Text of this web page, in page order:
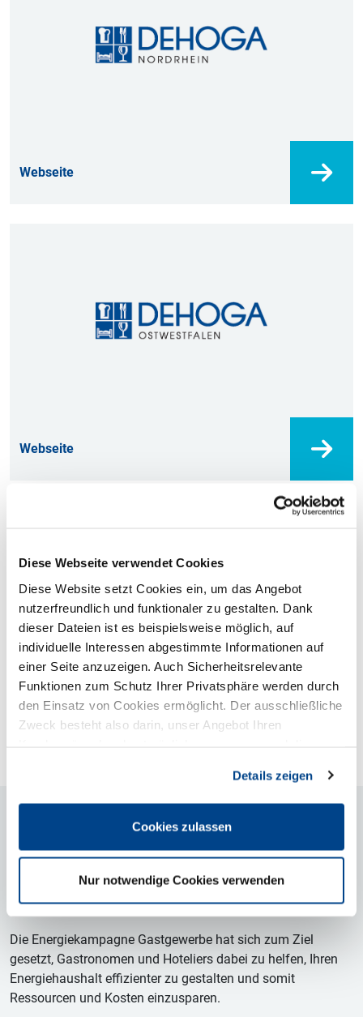
Diese Webseite verwendet Cookies
Diese Website setzt Cookies ein, um das Angebot
nutzerfreundlich und funktionaler zu gestalten. Dank
dieser Dateien ist es beispielsweise möglich, auf
individuelle Interessen abgestimmte Informationen auf
einer Seite anzuzeigen. Auch Sicherheitsrelevante
Funktionen zum Schutz Ihrer Privatsphäre werden durch
den Einsatz von Cookies ermöglicht. Der ausschließliche
Zweck besteht also darin, unser Angebot Ihren
Details zeigen
Cookies zulassen
Nur notwendige Cookies verwenden
Webseite
Webseite
Webseite
Energiekampagne
Gastgewerbe
Ein effizientes Energiemanagement hilft, Energiekosten zu
sparen und die Umwelt zu schonen.
Die Energiekampagne Gastgewerbe hat sich zum Ziel
gesetzt, Gastronomen und Hoteliers dabei zu helfen, Ihren
Energiehaushalt effizienter zu gestalten und somit
Ressourcen und Kosten einzusparen.